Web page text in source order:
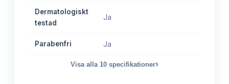
Dermatologiskt
testad
Ja
Parabenfri Ja
Visa alla 10 specifikationer›